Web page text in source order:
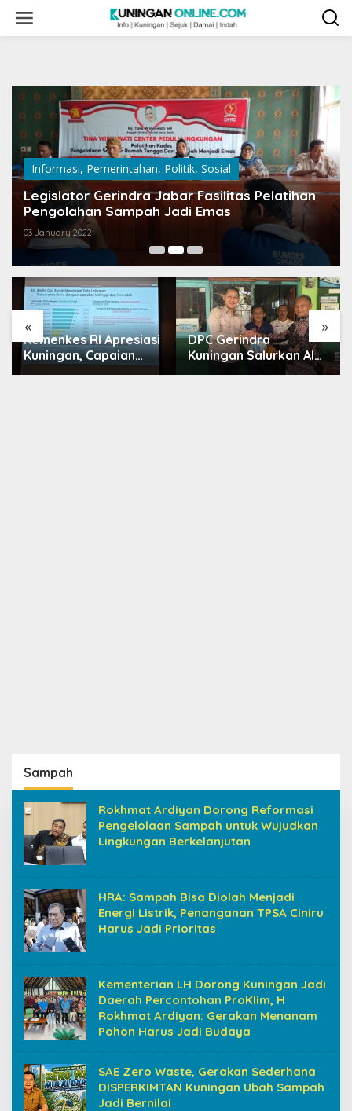
content
Informasi, Pemerintahan, Politik, Sosial
Legislator Gerindra Jabar Fasilitas Pelatihan
Pengolahan Sampah Jadi Emas
03 January 2022
« »
Kemenkes RI Apresiasi
Kuningan, Capaian
Intervensi Pencegahan
DPC Gerindra
Kuningan Salurkan Alat
Sampah
Rokhmat Ardiyan Dorong Reformasi
Pengelolaan Sampah untuk Wujudkan
Lingkungan Berkelanjutan
HRA: Sampah Bisa Diolah Menjadi
Energi Listrik, Penanganan TPSA Ciniru
Harus Jadi Prioritas
Kementerian LH Dorong Kuningan Jadi
Daerah Percontohan ProKlim, H
Rokhmat Ardiyan: Gerakan Menanam
Pohon Harus Jadi Budaya
SAE Zero Waste, Gerakan Sederhana
DISPERKIMTAN Kuningan Ubah Sampah
Jadi Bernilai